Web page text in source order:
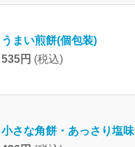
うまい煎餅(個包装)
535円 (税込)
小さな角餅・あっさり塩味